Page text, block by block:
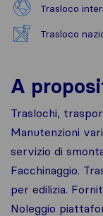
Trasloco
Trasloco
A
Traslochi,
Manutenzioni
servizio di
Facchinaggio.
per edilizia.
Noleggio